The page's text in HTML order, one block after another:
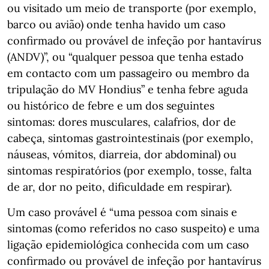
ou visitado um meio de transporte (por exemplo,
barco ou avião) onde tenha havido um caso
confirmado ou provável de infeção por hantavírus
(ANDV)”, ou “qualquer pessoa que tenha estado
em contacto com um passageiro ou membro da
tripulação do MV Hondius” e tenha febre aguda
ou histórico de febre e um dos seguintes
sintomas: dores musculares, calafrios, dor de
cabeça, sintomas gastrointestinais (por exemplo,
náuseas, vómitos, diarreia, dor abdominal) ou
sintomas respiratórios (por exemplo, tosse, falta
de ar, dor no peito, dificuldade em respirar).
Um caso provável é “uma pessoa com sinais e
sintomas (como referidos no caso suspeito) e uma
ligação epidemiológica conhecida com um caso
confirmado ou provável de infeção por hantavírus